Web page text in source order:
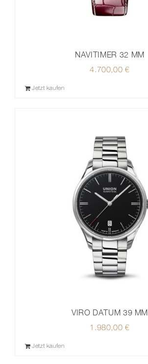
NAVITIMER 32 MM
4.700,00€
Jetzt kaufen
VIRO DATUM 39 MM
1.980,00€
Jetzt kaufen